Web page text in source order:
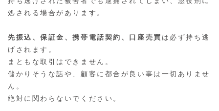
処される場合があります。
先振込、保証金、携帯電話契約、口座売買 は必ず持ち逃
げされます。
まともな取引はできません。
儲かりそうな話や、顧客に都合が良い事は一切ありませ
ん。
絶対に関わらないでください。